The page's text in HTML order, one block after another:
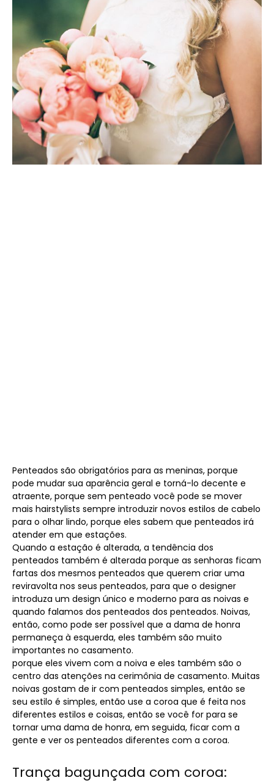
Penteados são obrigatórios para as meninas, porque
pode mudar sua aparência geral e torná-lo decente e
atraente, porque sem penteado você pode se mover
mais hairstylists sempre introduzir novos estilos de cabelo
para o olhar lindo, porque eles sabem que penteados irá
atender em que estações.
Quando a estação é alterada, a tendência dos
penteados também é alterada porque as senhoras ficam
fartas dos mesmos penteados que querem criar uma
reviravolta nos seus penteados, para que o designer
introduza um design único e moderno para as noivas e
quando falamos dos penteados dos penteados. Noivas,
então, como pode ser possível que a dama de honra
permaneça à esquerda, eles também são muito
importantes no casamento.
porque eles vivem com a noiva e eles também são o
centro das atenções na cerimônia de casamento. Muitas
noivas gostam de ir com penteados simples, então se
seu estilo é simples, então use a coroa que é feita nos
diferentes estilos e coisas, então se você for para se
tornar uma dama de honra, em seguida, ficar com a
gente e ver os penteados diferentes com a coroa.
Trança bagunçada com coroa: